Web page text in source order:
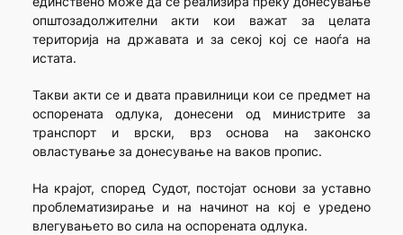
општозадолжителни акти кои важат за целата
територија на државата и за секој кој се наоѓа на
истата.
Такви акти се и двата правилници кои се предмет на
оспорената одлука, донесени од министрите за
транспорт и врски, врз основа на законско
овластување за донесување на ваков пропис.
На крајот, според Судот, постојат основи за уставно
проблематизирање и на начинот на кој е уредено
влегувањето во сила на оспорената одлука.